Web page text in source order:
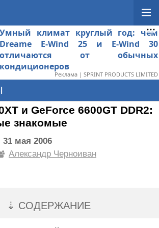
Умный климат круглый год: чем
Dreame E-Wind 25 и E-Wind 30
отличаются от обычных
кондиционеров
Реклама | SPRINT PRODUCTS LIMITED
и GeForce 6600GT DDR2:
знакомые
31 мая 2006
Александр Черноиван
⇣ СОДЕРЖАНИЕ